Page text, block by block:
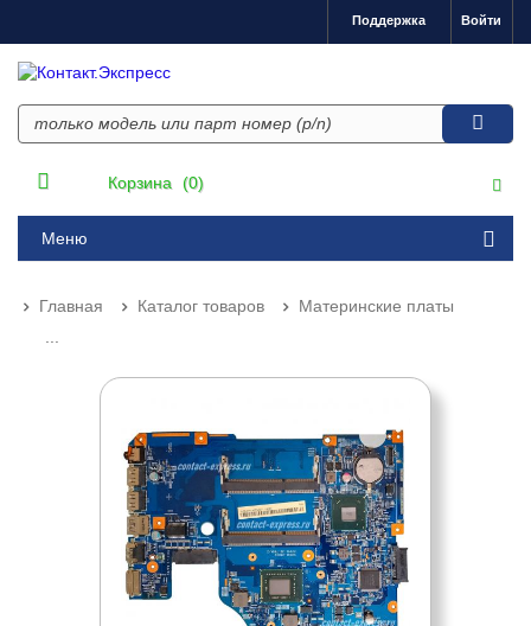
Войти
Поддержка
Корзина (0)
Меню
Главная Каталог товаров
Материнские платы